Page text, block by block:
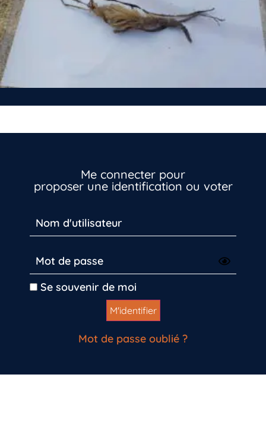
Me connecter pour
proposer une identification ou voter
Se souvenir de moi
Mot de passe oublié ?
Inscrivez-vous dès maintenant